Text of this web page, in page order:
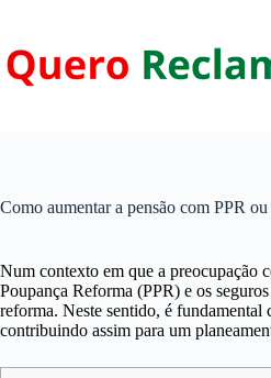
conteúdo
Como aumentar a pensão com PPR
Num contexto em que a preocupação
Poupança Reforma (PPR) e os
reforma. Neste sentido, é fundamental
contribuindo assim para um